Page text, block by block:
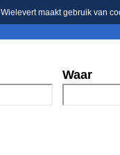
Wielevert maakt gebruik van
Waar